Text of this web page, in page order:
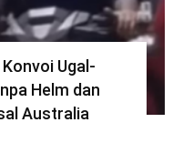
Ugal-
Helm dan
Australia